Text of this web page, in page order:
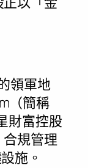
領軍地
（簡稱
財富控股
規管理
施。